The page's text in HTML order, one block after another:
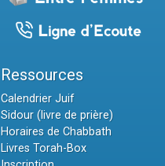
Ressources
Calendrier Juif
Sidour (livre de prière)
Horaires de Chabbath
Livres Torah-Box